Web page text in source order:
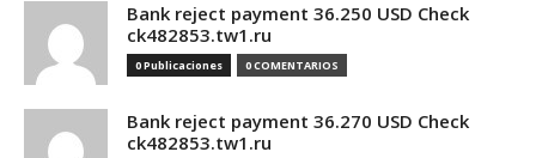
Bank reject payment 36.250 USD Check
ck482853.tw1.ru
0 Publicaciones 0 COMENTARIOS
Bank reject payment 36.270 USD Check
ck482853.tw1.ru